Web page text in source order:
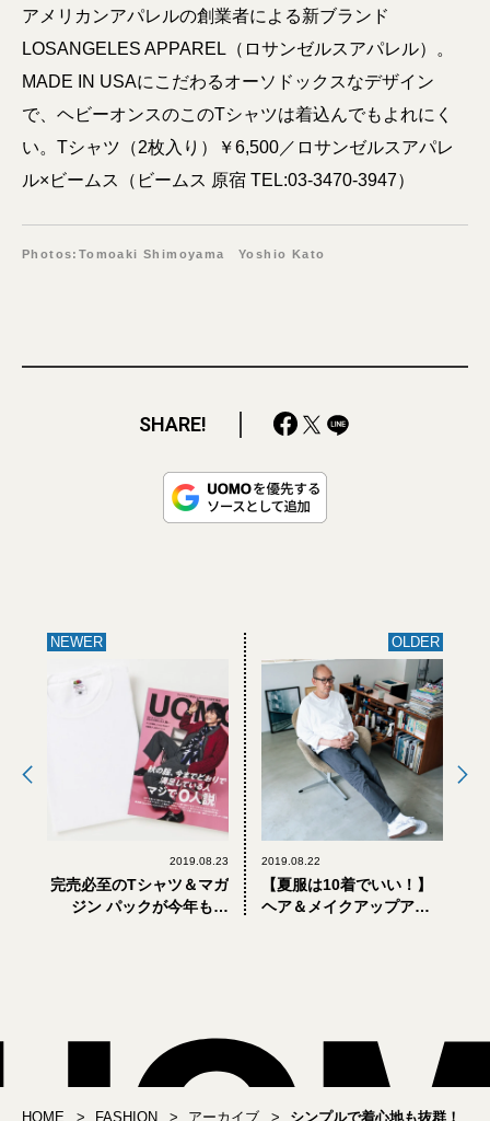
アメリカンアパレルの創業者による新ブランド
LOSANGELES APPAREL（ロサンゼルスアパレル）。
MADE IN USAにこだわるオーソドックスなデザイン
で、ヘビーオンスのこのTシャツは着込んでもよれにく
い。Tシャツ（2枚入り）￥6,500／ロサンゼルスアパレ
ル×ビームス（ビームス 原宿 TEL:03-3470-3947）
Photos:Tomoaki Shimoyama Yoshio Kato
SHARE!
NEWER
2019.08.23
完売必至のTシャツ＆マガ
ジン パックが今年も発
OLDER
2019.08.22
【夏服は10着でいい！】
ヘア＆メイクアップアー
HOME FASHION アーカイブ
シンプルで着心地も抜群！